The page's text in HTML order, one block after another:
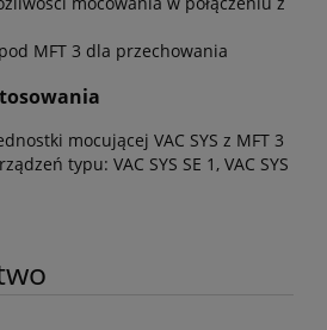
MFT 3 dla przechowania
mocującej VAC SYS z MFT 3
typu: VAC SYS SE 1, VAC SYS